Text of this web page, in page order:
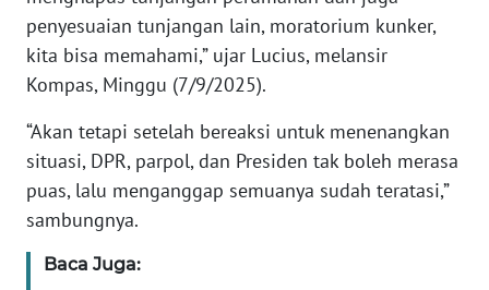
penyesuaian tunjangan lain, moratorium kunker,
kita bisa memahami,” ujar Lucius, melansir
Kompas, Minggu (7/9/2025).
“Akan tetapi setelah bereaksi untuk menenangkan
situasi, DPR, parpol, dan Presiden tak boleh merasa
puas, lalu menganggap semuanya sudah teratasi,”
sambungnya.
Baca Juga:
News
Regional
SUMUT
WN
JAKARTA
WN